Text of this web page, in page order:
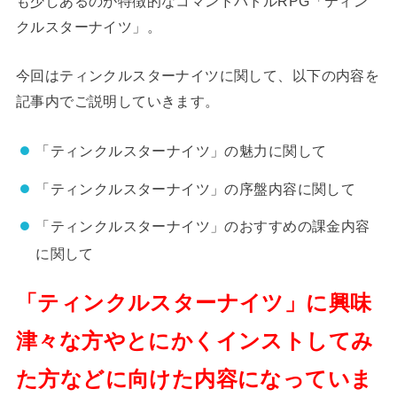
クルスターナイツ」。
今回はティンクルスターナイツに関して、以下の内容を
記事内でご説明していきます。
「ティンクルスターナイツ」の魅力に関して
「ティンクルスターナイツ」の序盤内容に関して
「ティンクルスターナイツ」のおすすめの課金内容
に関して
「ティンクルスターナイツ」に興味
津々な方やとにかくインストしてみ
た方などに向けた内容になっていま